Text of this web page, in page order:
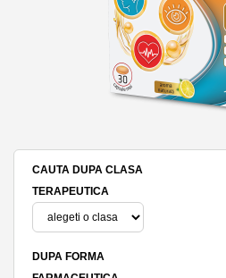
CAUTA DUPA CLASA
TERAPEUTICA
DUPA FORMA